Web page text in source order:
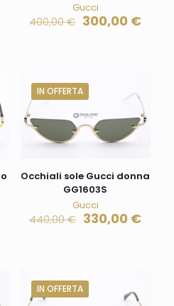
Gucci
400,00€ 300,00 €
IN OFFERTA
Occhiali sole Gucci donna
GG1603S
Gucci
440,00€ 330,00 €
IN OFFERTA